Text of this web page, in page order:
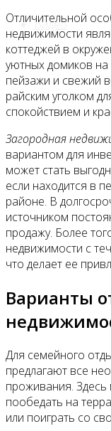
Видео
Отличительной
недвижимости
коттеджей в
уютных домиков на
пейзажи и свежий
райским уголком
спокойствием и
Загородная
вариантом для
может стать
если находится в
районе. В
источником
продажу. Более
недвижимости с
что делает ее
Варианты
Для семейного
предлагают все
проживания.
пообедать на
или поиграть со